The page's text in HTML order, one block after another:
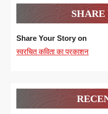
Share Your Story on
स्वरचित कविता का प्रकाशन